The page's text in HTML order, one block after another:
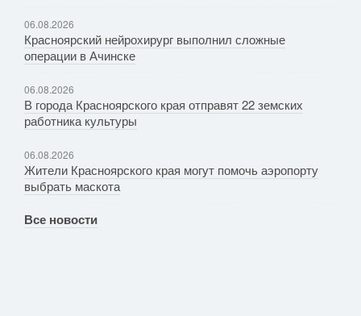
06.08.2026
Красноярский нейрохирург выполнил сложные
операции в Ачинске
06.08.2026
В города Красноярского края отправят 22 земских
работника культуры
06.08.2026
Жители Красноярского края могут помочь аэропорту
выбрать маскота
Все новости